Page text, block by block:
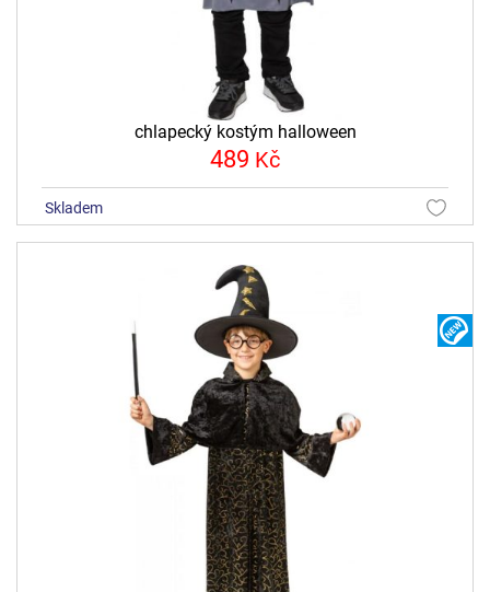
chlapecký kostým halloween
489 Kč
skladem